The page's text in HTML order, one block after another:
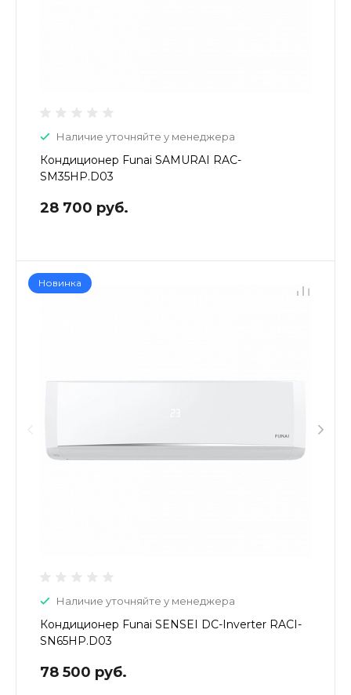
Наличие уточняйте у менеджера
Кондиционер Funai SAMURAI RAC-
SM35HP.D03
28 700 руб.
Новинка
Наличие уточняйте у менеджера
Кондиционер Funai SENSEI DC-Inverter RACI-
SN65HP.D03
78 500 руб.